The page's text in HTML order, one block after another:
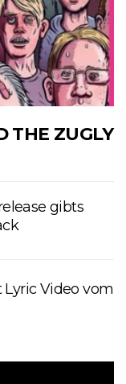
THE ZUGLY
gibts
Lyric Video vom